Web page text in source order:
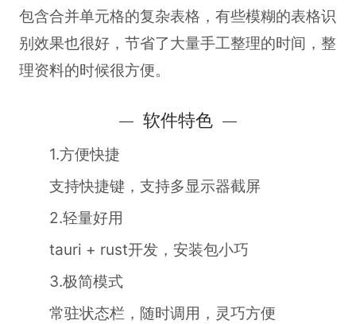
包含合并单元格的复杂表格，有些模糊的表格识
别效果也很好，节省了大量手工整理的时间，整
理资料的时候很方便。
软件特色
1.方便快捷
支持快捷键，支持多显示器截屏
2.轻量好用
tauri + rust开发，安装包小巧
3.极简模式
常驻状态栏，随时调用，灵巧方便